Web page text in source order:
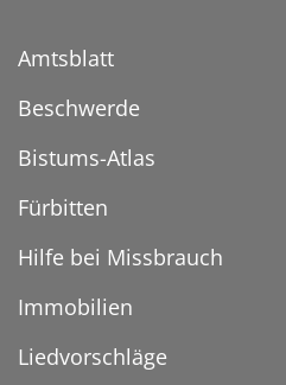
Amtsblatt
Beschwerde
Bistums-Atlas
Fürbitten
Hilfe bei Missbrauch
Immobilien
Liedvorschläge